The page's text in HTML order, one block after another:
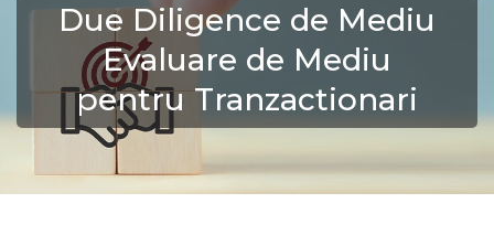
Due Diligence de Mediu
Evaluare de Mediu
pentru Tranzactionari